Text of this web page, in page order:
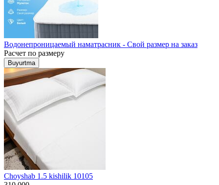
Водонепроницаемый наматрасник - Свой размер на заказ
Расчет по размеру
Buyurtma
Choyshab 1.5 kishilik 10105